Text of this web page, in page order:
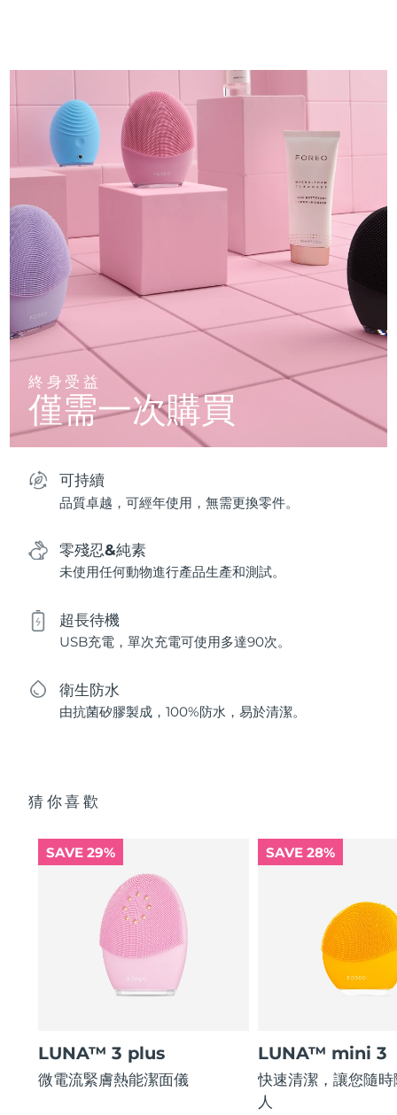
終身受益
僅需一次購買
可持續
品質卓越，可經年使用，無需更換零件。
零殘忍&純素
未使用任何動物進行產品生產和測試。
超長待機
USB充電，單次充電可使用多達90次。
衛生防水
由抗菌矽膠製成，100%防水，易於清潔。
猜你喜歡
SAVE 29%
LUNA™ 3 plus
微電流緊膚熱能潔面儀
SAVE 28%
LUNA™ mini 3
快速清潔，讓您隨
人